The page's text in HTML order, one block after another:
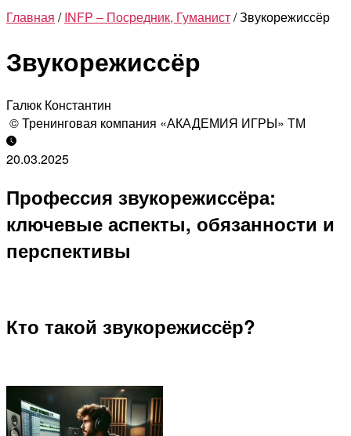
Главная /INFP – Посредник, Гуманист/ Звукорежиссёр
Звукорежиссёр
Галюк Константин
© Тренинговая компания «АКАДЕМИЯ ИГРЫ» ТМ
20.03.2025
Профессия звукорежиссёра:
ключевые аспекты, обязанности и
перспективы
Кто такой звукорежиссёр?